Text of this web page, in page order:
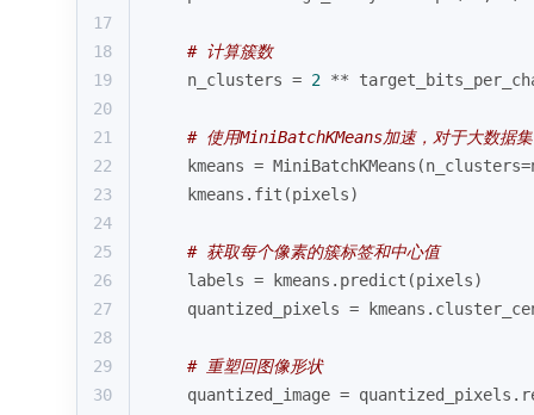
17
18
# 计算簇数
19
    n_clusters =
2 **
20
21
# 使用MiniBatchKMeans加速，对于大数据
22
kmeans =
23
    kmeans.fit(pixels)
24
25
# 获取每个像素的簇标签和中心值
26
    labels = kmeans.predict(pixels)
27
quantized_pixels =
28
29
# 重塑回图像形状
30
quantized_image =